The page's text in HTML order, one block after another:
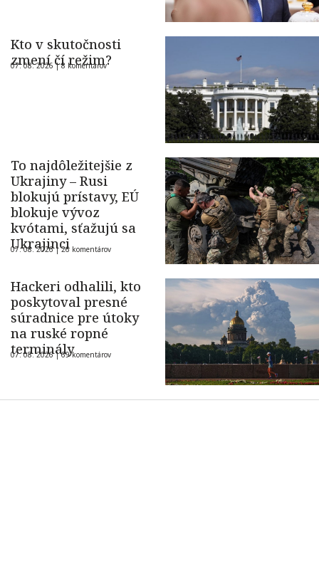
Kto v skutočnosti
zmení čí režim?
07. 08. 2026 |8 komentárov
To najdôležitejšie z
Ukrajiny – Rusi
blokujú prístavy, EÚ
blokuje vývoz
kvótami, sťažujú sa
Ukrajinci
07. 08. 2026 |26 komentárov
Hackeri odhalili, kto
poskytoval presné
súradnice pre útoky
na ruské ropné
terminály
07. 08. 2026 |69 komentárov